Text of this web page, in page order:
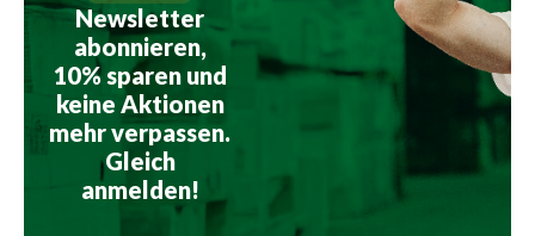
Newsletter
abonnieren,
10% sparen und
keine Aktionen
mehr verpassen.
Gleich
anmelden!